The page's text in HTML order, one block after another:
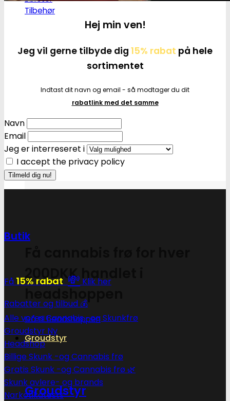
Tilbehør
200DKK handlet i
Gå til headshoppen
Groudstyr
Groudstyr
Hej min ven!
Jeg vil gerne tilbyde dig 15% rabat på hele
sortimentet
Indtast dit navn og email - så modtager du dit
rabatlink med det samme
Navn
Email
Jeg er interreseret i
I accept the privacy policy
Butik
Få 15% rabat 💸 Klik her
Rabatter og tilbud 💰
Alle vores Cannabis -og Skunkfrø
Groudstyr
Headshop
Billige Skunk -og Cannabis frø
Gratis Skunk -og Cannabis frø 🌿
Skunk avlere- og brands
Narkotikatests